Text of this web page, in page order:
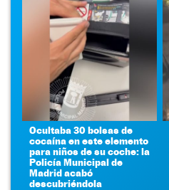
Ocultaba 30 bolsas de
cocaína en este elemento
para niños de su coche: la
Policía Municipal de
Madrid acabó
descubriéndola